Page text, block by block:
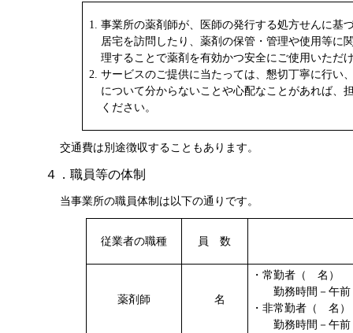
事業所の薬剤師が、医師の発行する処方せんに基
居宅を訪問したり、薬剤の保管・管理や使用等に
理することで薬剤を有効かつ安全にご使用いただ
サービスのご提供に当たっては、懇切丁寧に行い
について分からないことや心配なことがあれば、
ください。
交通費は別途徴収することもあります。
４．職員等の体制
当事業所の職員体制は以下の通りです。
従業者の職種 員 数
薬剤師 名
・常勤者（ 名）
勤務時間－午前
・非常勤者（ 名）
勤務時間－午前